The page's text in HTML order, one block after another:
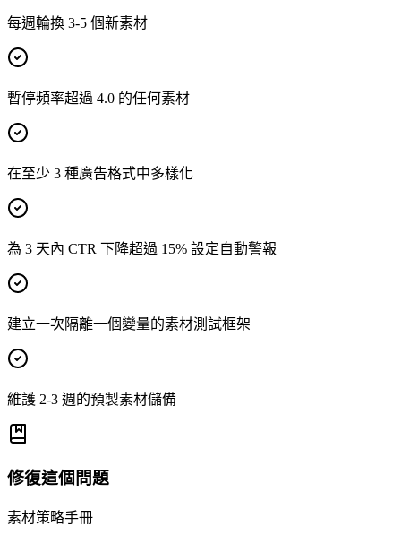
每週輪換 3-5 個新素材
暫停頻率超過 4.0 的任何素材
在至少 3 種廣告格式中多樣化
為 3 天內 CTR 下降超過 15% 設定自動警報
建立一次隔離一個變量的素材測試框架
維護 2-3 週的預製素材儲備
修復這個問題
素材策略手冊